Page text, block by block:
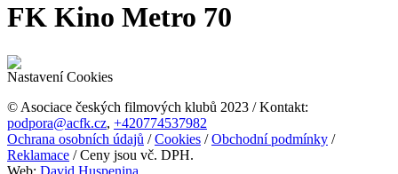
FK Kino Metro 70
Nastavení Cookies
© Asociace českých filmových klubů 2023 / Kontakt:
podpora@acfk.cz, +420774537982
Ochrana osobních údajů /Cookies /Obchodní podmínky /
Reklamace / Ceny jsou vč. DPH.